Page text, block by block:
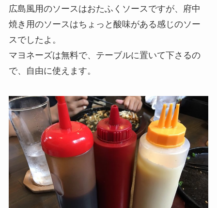
広島風用のソースはおたふくソースですが、府中
焼き用のソースはちょっと酸味がある感じのソー
スでしたよ。
マヨネーズは無料で、テーブルに置いて下さるの
で、自由に使えます。